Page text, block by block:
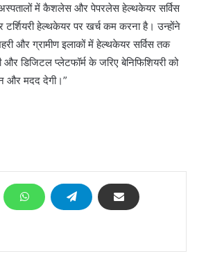
में कैशलेस और पेपरलेस हेल्थकेयर सर्विस
हेल्थकेयर पर खर्च कम करना है। उन्होंने
और ग्रामीण इलाकों में हेल्थकेयर सर्विस तक
डिजिटल प्लेटफॉर्म के जरिए बेनिफिशियरी को
और मदद देगी।”